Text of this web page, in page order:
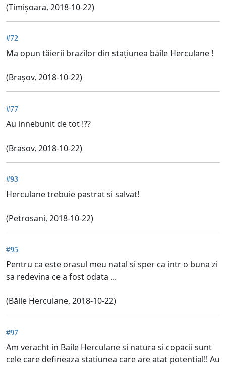
(Timișoara, 2018-10-22)
#72
Ma opun tăierii brazilor din stațiunea băile Herculane !
(Brașov, 2018-10-22)
#77
Au innebunit de tot !??
(Brasov, 2018-10-22)
#93
Herculane trebuie pastrat si salvat!
(Petrosani, 2018-10-22)
#95
Pentru ca este orasul meu natal si sper ca intr o buna zi
sa redevina ce a fost odata ...
(Băile Herculane, 2018-10-22)
#97
Am veracht in Baile Herculane si natura si copacii sunt
cele care defineaza statiunea care are atat potential!! Au